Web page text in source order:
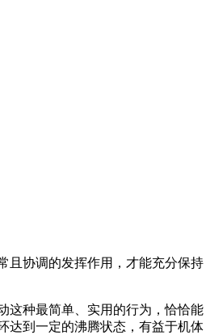
且协调的发挥作用，才能充分保持
这种最简单、实用的行为，恰恰能
达到一定的沸腾状态，有益于机体